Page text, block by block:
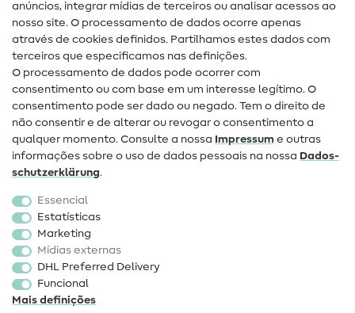
Ajuda e contacto
Contacto
Mudança de proprietário
Perguntas frequentes (FAQ)
Direito de cancelamento
Popular
Tecidos
Acessórios de costura
Promoção
anúncios, integrar mídias de terceiros ou analisar acessos ao
nosso site. O processamento de dados ocorre apenas
através de cookies definidos. Partilhamos estes dados com
terceiros que especificamos nas definições.
O processamento de dados pode ocorrer com
consentimento ou com base em um interesse legítimo. O
consentimento pode ser dado ou negado. Tem o direito de
não consentir e de alterar ou revogar o consentimento a
qualquer momento. Consulte a nossa Impressum e outras
informações sobre o uso de dados pessoais na nossa Dados­
schutz­erklärung.
Essencial
Estatísticas
Marketing
Mídias externas
DHL Preferred Delivery
Funcional
Mais definições